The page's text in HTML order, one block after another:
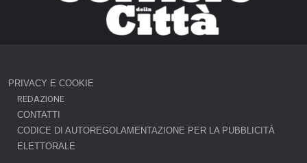
PRIVACY E COOKIE
REDAZIONE
CONTATTI
CODICE DI AUTOREGOLAMENTAZIONE PER LA PUBBLICITÀ
ELETTORALE